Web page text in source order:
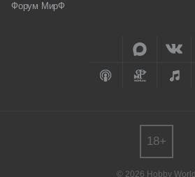
Форум МирФ
© 2026 Hobby World
18+